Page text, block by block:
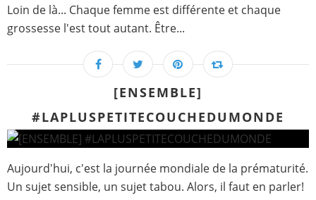
Loin de là... Chaque femme est différente et chaque
grossesse l'est tout autant. Être...
[ENSEMBLE]
#LAPLUSPETITECOUCHEDUMONDE
Aujourd'hui, c'est la journée mondiale de la prématurité.
Un sujet sensible, un sujet tabou. Alors, il faut en parler!